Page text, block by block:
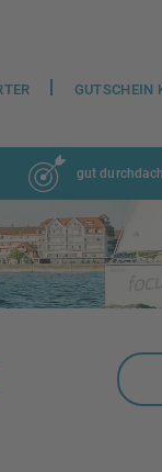
GUTSCHEIN
gut